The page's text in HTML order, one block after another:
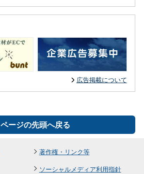
広告掲載について
ページの先頭へ戻る
著作権・リンク等
ソーシャルメディア利用指針